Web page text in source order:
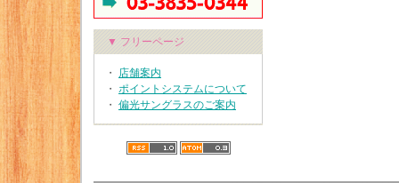
▼ フリーページ
・ 店舗案内
・ ポイントシステムについて
・ 偏光サングラスのご案内